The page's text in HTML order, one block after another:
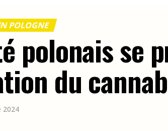
POLOGNE
polonais se
du
2024